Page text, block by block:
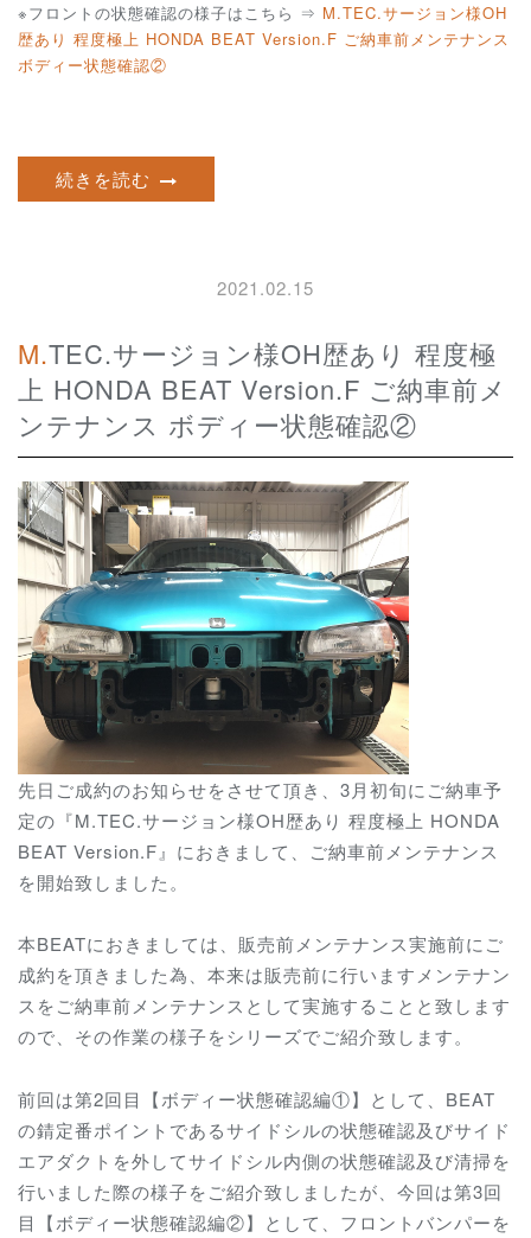
※フロントの状態確認の様子はこちら ⇒ M.TEC.サージョン様OH
歴あり 程度極上 HONDA BEAT Version.F ご納車前メンテナンス
ボディー状態確認②
続きを読む
2021.02.15
M.TEC.サージョン様OH歴あり 程度極
上 HONDA BEAT Version.F ご納車前メ
ンテナンス ボディー状態確認②
先日ご成約のお知らせをさせて頂き、3月初旬にご納車予
定の『M.TEC.サージョン様OH歴あり 程度極上 HONDA
BEAT Version.F』におきまして、ご納車前メンテナンス
を開始致しました。
本BEATにおきましては、販売前メンテナンス実施前にご
成約を頂きました為、本来は販売前に行いますメンテナン
スをご納車前メンテナンスとして実施することと致します
ので、その作業の様子をシリーズでご紹介致します。
前回は第2回目【ボディー状態確認編①】として、BEAT
の錆定番ポイントであるサイドシルの状態確認及びサイド
エアダクトを外してサイドシル内側の状態確認及び清掃を
行いました際の様子をご紹介致しましたが、今回は第3回
目【ボディー状態確認編②】として、フロントバンパーを